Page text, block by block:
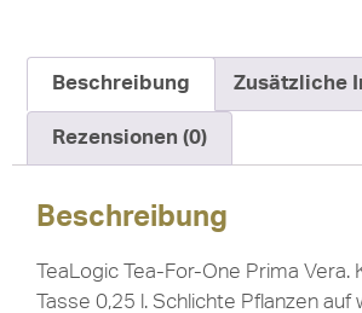
Beschreibung Zusätzliche
Rezensionen (0)
Beschreibung
TeaLogic Tea-For-One Prima Vera.
Tasse 0,25 l. Schlichte Pflanzen auf